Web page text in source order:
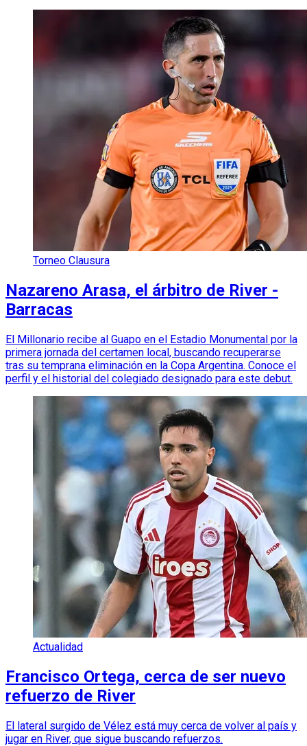
Torneo Clausura
Nazareno Arasa, el árbitro de River -
Barracas
El Millonario recibe al Guapo en el Estadio Monumental por la
primera jornada del certamen local, buscando recuperarse
tras su temprana eliminación en la Copa Argentina. Conoce el
perfil y el historial del colegiado designado para este debut.
Actualidad
Francisco Ortega, cerca de ser nuevo
refuerzo de River
El lateral surgido de Vélez está muy cerca de volver al país y
jugar en River, que sigue buscando refuerzos.